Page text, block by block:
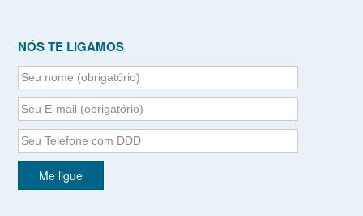
NÓS TE LIGAMOS